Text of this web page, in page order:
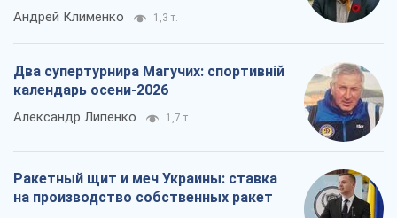
Андрей Клименко 1,3 т.
Два супертурнира Магучих: спортивній
календарь осени-2026
Александр Липенко 1,7 т.
Ракетный щит и меч Украины: ставка
на производство собственных ракет